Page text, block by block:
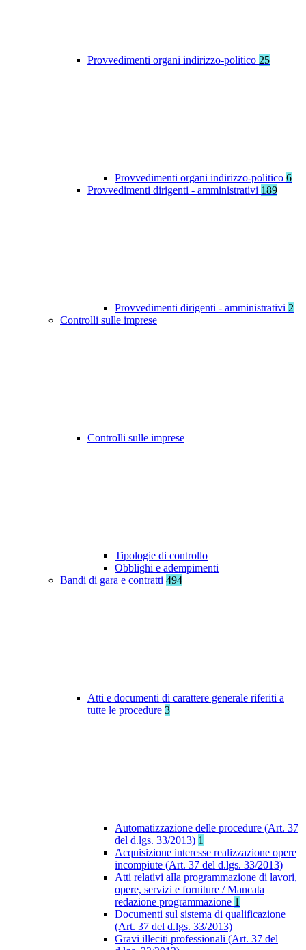
Provvedimenti organi indirizzo-politico 25
Provvedimenti organi indirizzo-politico 6
Provvedimenti dirigenti - amministrativi 189
Provvedimenti dirigenti - amministrativi 2
Controlli sulle imprese
Controlli sulle imprese
Tipologie di controllo
Obblighi e adempimenti
Bandi di gara e contratti 494
Atti e documenti di carattere generale riferiti a
tutte le procedure 3
Automatizzazione delle procedure (Art. 37
del d.lgs. 33/2013) 1
Acquisizione interesse realizzazione opere
incompiute (Art. 37 del d.lgs. 33/2013)
Atti relativi alla programmazione di lavori,
opere, servizi e forniture / Mancata
redazione programmazione 1
Documenti sul sistema di qualificazione
(Art. 37 del d.lgs. 33/2013)
Gravi illeciti professionali (Art. 37 del